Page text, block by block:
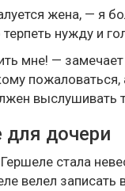
жена, — я
нужду и
мне! —
пожаловаться,
выслушивать
для дочери
стала
велел записать